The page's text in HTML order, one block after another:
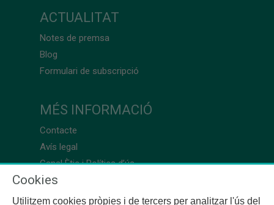
ACTUALITAT
Notes de premsa
Blog
Formulari de subscripció
MÉS INFORMACIÓ
Contacte
Avís legal
Canal Ètic i Política d’ús
Cookies
Utilitzem cookies pròpies i de tercers per analitzar l'ús del